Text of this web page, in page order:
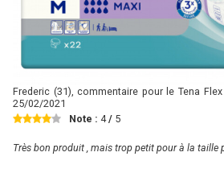
Frederic (31), commentaire pour le Tena
25/02/2021
Note : 4/ 5
Très bon produit , mais trop petit pour à la taille